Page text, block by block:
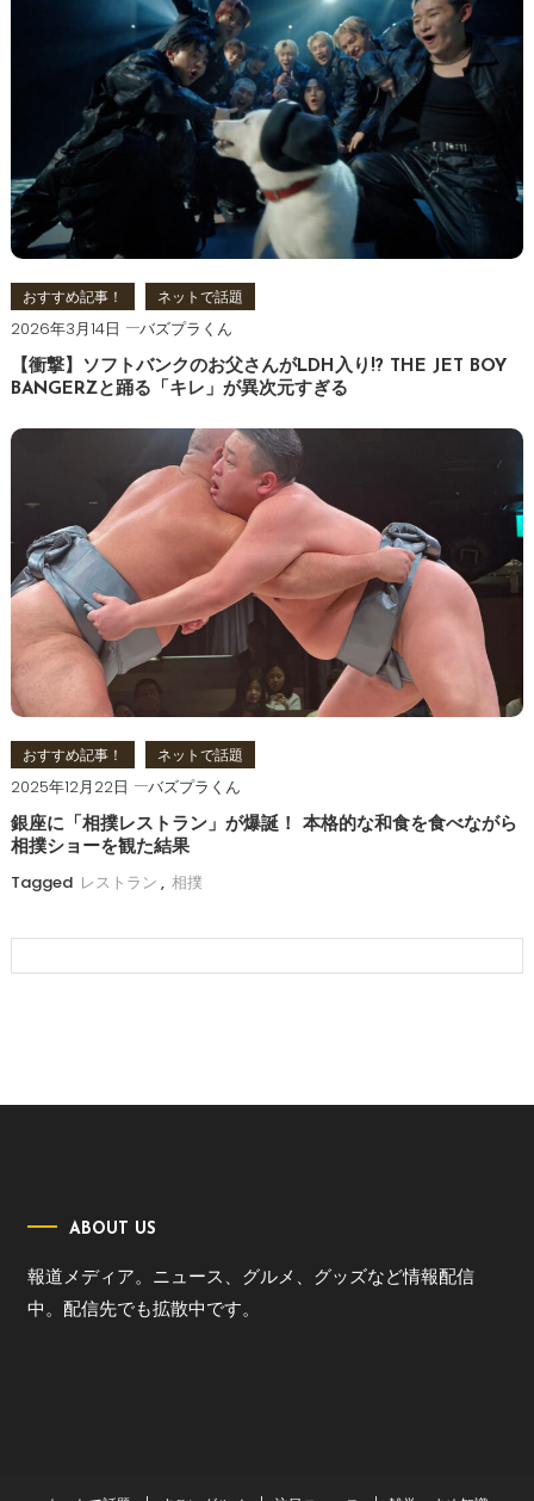
おすすめ記事！ ネットで話題
2026年3月14日 バズプラくん
【衝撃】ソフトバンクのお父さんがLDH入り!? THE JET BOY
BANGERZと踊る「キレ」が異次元すぎる
おすすめ記事！ ネットで話題
2025年12月22日 バズプラくん
銀座に「相撲レストラン」が爆誕！ 本格的な和食を食べながら
相撲ショーを観た結果
Tagged レストラン , 相撲
ABOUT US
報道メディア。ニュース、グルメ、グッズなど情報配信
中。配信先でも拡散中です。